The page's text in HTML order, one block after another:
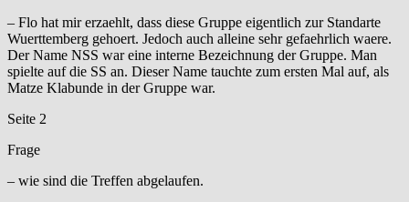
– Flo hat mir erzaehlt, dass diese Gruppe eigentlich zur Standarte
Wuerttemberg gehoert. Jedoch auch alleine sehr gefaehrlich waere.
Der Name NSS war eine interne Bezeichnung der Gruppe. Man
spielte auf die SS an. Dieser Name tauchte zum ersten Mal auf, als
Matze Klabunde in der Gruppe war.
Seite 2
Frage
– wie sind die Treffen abgelaufen.